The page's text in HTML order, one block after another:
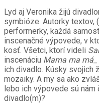
Lyd aj Veronika žijú
symbióze. Autorky textov,
performerky, každá
inscenačné výpovede, v
kosť. Všetci, ktorí videli
inscenáciu Mama ma má_ _
ich divadlo. Kúsky svojich
mozaiky. A my sa ako
lebo ich výpovede sú
divadlo(m)?